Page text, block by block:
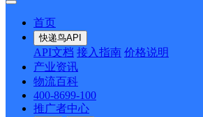
首页
快递鸟API
API文档 接入指南 价格说明
产业资讯
物流百科
400-8699-100
推广者中心
业领翔，北京
之窗，455号
号建机家园，